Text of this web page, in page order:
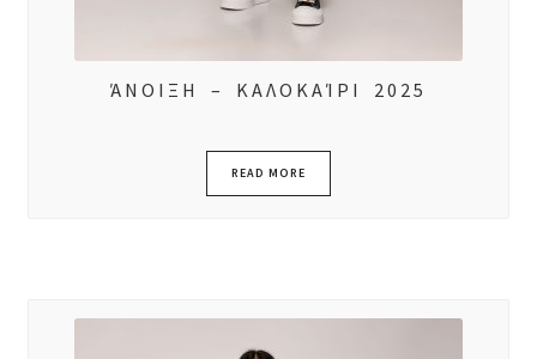
ΆΝΟΙΞΗ – ΚΑΛΟΚΑΊΡΙ 2025
READ MORE